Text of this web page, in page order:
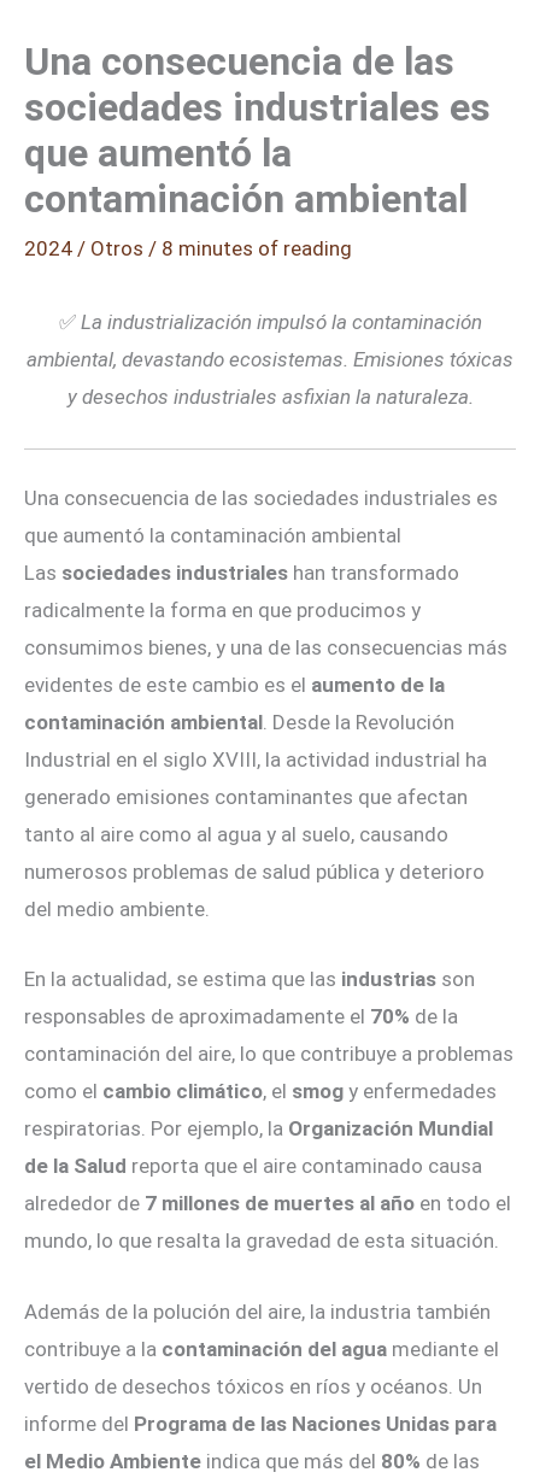
Una consecuencia de las
sociedades industriales es
que aumentó la
contaminación ambiental
2024 / Otros / 8 minutes of reading
✅ La industrialización impulsó la contaminación
ambiental, devastando ecosistemas. Emisiones tóxicas
y desechos industriales asfixian la naturaleza.
Una consecuencia de las sociedades industriales es
que aumentó la contaminación ambiental
Las sociedades industriales han transformado
radicalmente la forma en que producimos y
consumimos bienes, y una de las consecuencias más
evidentes de este cambio es el aumento de la
contaminación ambiental. Desde la Revolución
Industrial en el siglo XVIII, la actividad industrial ha
generado emisiones contaminantes que afectan
tanto al aire como al agua y al suelo, causando
numerosos problemas de salud pública y deterioro
del medio ambiente.
En la actualidad, se estima que las industrias son
responsables de aproximadamente el 70% de la
contaminación del aire, lo que contribuye a problemas
como el cambio climático, el smog y enfermedades
respiratorias. Por ejemplo, la Organización Mundial
de la Salud reporta que el aire contaminado causa
alrededor de 7 millones de muertes al año en todo el
mundo, lo que resalta la gravedad de esta situación.
Además de la polución del aire, la industria también
contribuye a la contaminación del agua mediante el
vertido de desechos tóxicos en ríos y océanos. Un
informe del Programa de las Naciones Unidas para
el Medio Ambiente indica que más del 80% de las